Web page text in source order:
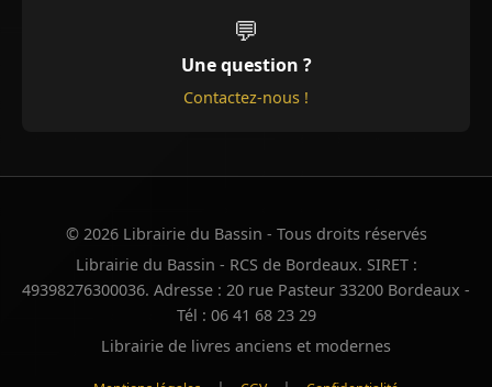
💬
Une question ?
Contactez-nous !
© 2026 Librairie du Bassin - Tous droits réservés
Librairie du Bassin - RCS de Bordeaux. SIRET :
49398276300036. Adresse : 20 rue Pasteur 33200 Bordeaux -
Tél : 06 41 68 23 29
Librairie de livres anciens et modernes